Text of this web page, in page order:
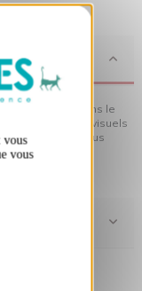
vous
vous
fabriqués dans le
oublier des visuels
que vous